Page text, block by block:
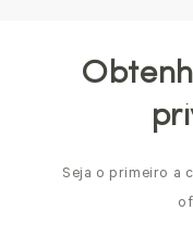
Seja o primeiro a